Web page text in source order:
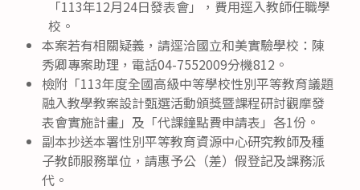
「113年12月24日發表會」，費用逕入教師任職學
校。
本案若有相關疑義，請逕洽國立和美實驗學校：陳
秀卿專案助理，電話04-7552009分機812。
檢附「113年度全國高級中等學校性別平等教育議題
融入教學教案設計甄選活動頒獎暨課程研討觀摩發
表會實施計畫」及「代課鐘點費申請表」各1份。
副本抄送本署性別平等教育資源中心研究教師及種
子教師服務單位，請惠予公（差）假登記及課務派
代。